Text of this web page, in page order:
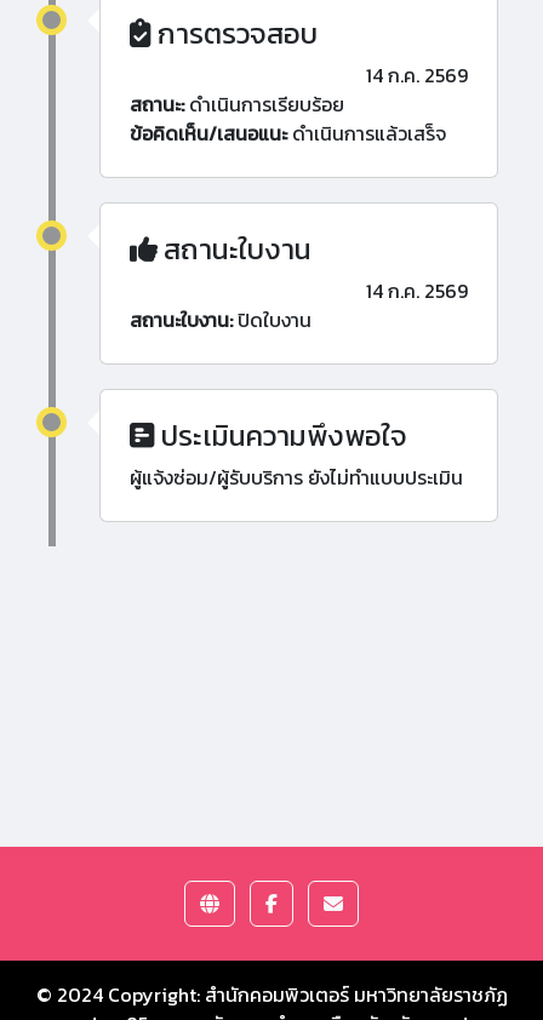
การตรวจสอบ
14 ก.ค. 2569
สถานะ:ดำเนินการเรียบร้อย
ข้อคิดเห็น/เสนอแนะดำเนินการแล้วเสร็จ
สถานะใบงาน
14 ก.ค. 2569
สถานะใบงาน:ปิดใบงาน
ประเมินความพึงพอใจ
ผู้แจ้งซ่อม/ผู้รับบริการ ยังไม่ทำแบบประเมิน
© 2024 Copyright: สำนักคอมพิวเตอร์ มหาวิทยาลัยราชภัฏ